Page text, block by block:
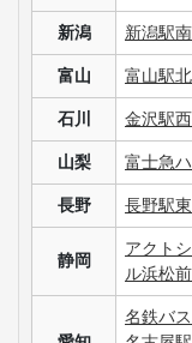
新潟 新潟駅
富山 富山駅北
石川 金沢駅西
山梨 富士急
長野 長野駅東
静岡
アクト
ル浜松前
名鉄バ